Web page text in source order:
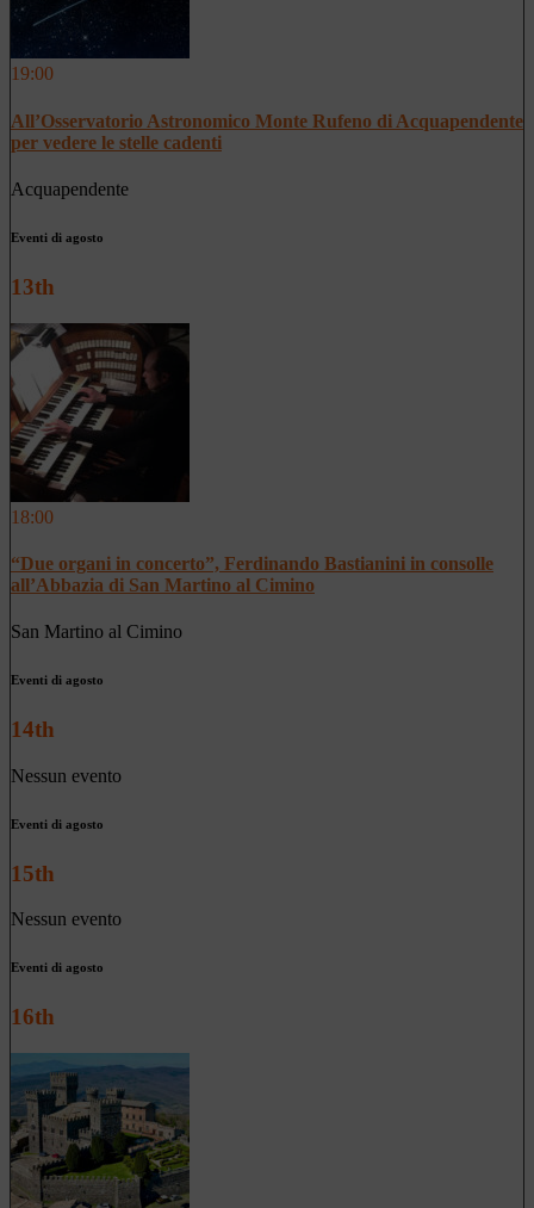
19:00
All’Osservatorio Astronomico Monte Rufeno di Acquapendente
per vedere le stelle cadenti
Acquapendente
Eventi di agosto
13th
18:00
“Due organi in concerto”, Ferdinando Bastianini in consolle
all’Abbazia di San Martino al Cimino
San Martino al Cimino
Eventi di agosto
14th
Nessun evento
Eventi di agosto
15th
Nessun evento
Eventi di agosto
16th